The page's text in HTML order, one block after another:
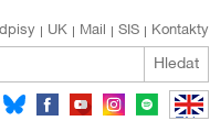
Kontakty
SIS
Mail
UK
Hledat
EN